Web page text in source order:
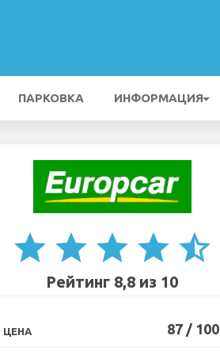
ПАРКОВКА ИНФОРМАЦИЯ
star star star star star_half
Рейтинг 8,8 из 10
ЦЕНА 87 / 100